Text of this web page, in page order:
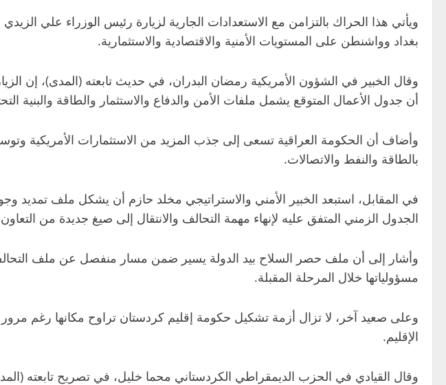
ويأتي هذا الحراك بالتزامن مع الاستعدادات الجارية لزيارة رئيس الوزراء علي
بغداد وواشنطن على المستويات الأمنية والاقتصادية والاستثمارية.
وقال الخبير في الشؤون الأمريكية رمضان البدران، في حديث تابعته (المدى)، إن
أن جدول الأعمال المتوقع يشمل ملفات الأمن والدفاع والاستثمار والطاقة والبنية
وأضاف أن الحكومة العراقية تسعى إلى جذب المزيد من الاستثمارات الأمريكية
بالطاقة والنفط والاتصالات.
في المقابل، استبعد الخبير الأمني والاستراتيجي مخلد حازم أن يشكل ملف تمديد
الجدول الزمني المتفق عليه لإنهاء مهمة التحالف والانتقال إلى صيغ جديدة من
وأشار إلى أن ملف حصر السلاح بيد الدولة يسير ضمن مسار منفصل عن ملف
مسؤولياتها خلال المرحلة المقبلة.
وعلى صعيد آخر، لا تزال أزمة تشكيل حكومة إقليم كردستان تراوح مكانها رغم
الإقليم.
وقال القيادي في الحزب الديمقراطي الكردستاني محما خليل، في تصريح تابعته